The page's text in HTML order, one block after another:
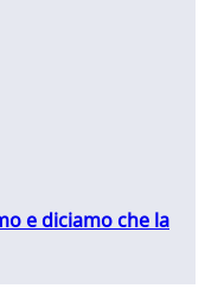
e diciamo che la